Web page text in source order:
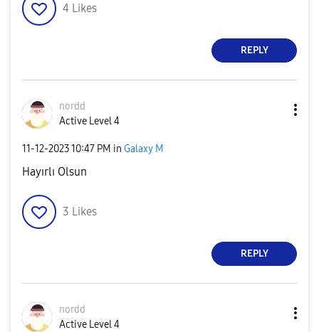
4 Likes
REPLY
nordd
Active Level 4
‎11-12-202310:47 PM in Galaxy M
Hayırlı Olsun
3 Likes
REPLY
nordd
Active Level 4